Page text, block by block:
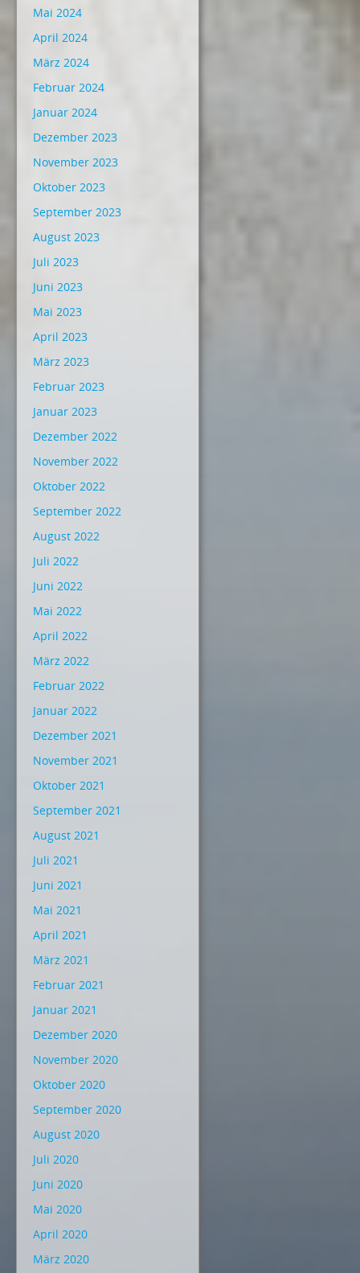
Mai 2024
April 2024
März 2024
Februar 2024
Januar 2024
Dezember 2023
November 2023
Oktober 2023
September 2023
August 2023
Juli 2023
Juni 2023
Mai 2023
April 2023
März 2023
Februar 2023
Januar 2023
Dezember 2022
November 2022
Oktober 2022
September 2022
August 2022
Juli 2022
Juni 2022
Mai 2022
April 2022
März 2022
Februar 2022
Januar 2022
Dezember 2021
November 2021
Oktober 2021
September 2021
August 2021
Juli 2021
Juni 2021
Mai 2021
April 2021
März 2021
Februar 2021
Januar 2021
Dezember 2020
November 2020
Oktober 2020
September 2020
August 2020
Juli 2020
Juni 2020
Mai 2020
April 2020
März 2020